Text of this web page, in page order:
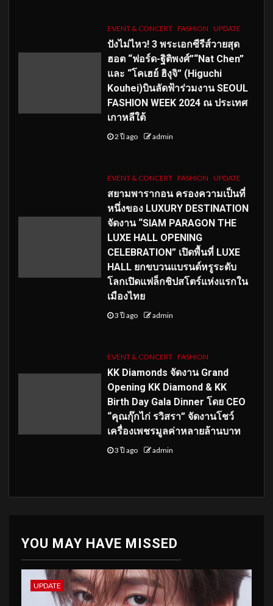
EVENT & CONCERT FASHION UPDATE
ปังไม่ไหว! 3 พระเอกซีรีส์วายสุด
ฮอต “ฟอร์ด-ฐิติพงศ์”“Nat Chen”
และ “โคเฮย์ ฮิงุจิ” (Higuchi
Kouhei)บินลัดฟ้าร่วมงาน SEOUL
FASHION WEEK 2024 ณ ประเทศ
เกาหลีใต้
2 ปี ago admin
EVENT & CONCERT FASHION UPDATE
สยามพารากอน ครองความเป็นที่
หนึ่งของ LUXURY DESTINATION
จัดงาน “SIAM PARAGON THE
LUXE HALL OPENING
CELEBRATION” เปิดพื้นที่ LUXE
HALL ยกขบวนแบรนด์หรูระดับ
โลกเปิดแฟล็กชิปสโตร์แห่งแรกใน
เมืองไทย
3 ปี ago admin
EVENT & CONCERT FASHION
KK Diamonds จัดงาน Grand
Opening KK Diamond & KK
Birth Day Gala Dinner โดย CEO
“คุณกุ๊กไก่ รวิสรา” จัดงานโชว์
เครื่องเพชรมูลค่าหลายล้านบาท
3 ปี ago admin
YOU MAY HAVE MISSED
UPDATE